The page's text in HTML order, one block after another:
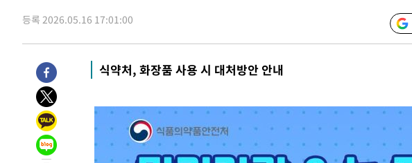
-25343초 전 >[속보]이강인 "감독님이 원하는 마음 느꼈고, 많은 트로피 원해 아
-25125초 전 >수도권 40도 육박 '펄펄'…동해안 일부 지역엔 호의주의보
-24094초 전 >
온열질환 사망자 3명 늘어…누적 환자 3000명 돌파
-18039초 전 >
강릉에 시간당 81.4㎜ 물폭탄…도로 잠기고 담벼락 붕괴
-14146초 전 >
-11856초 전 >
선재도서 해루질 나섰다 실종 60대, 닷새 만에 숨진 채 발견
-9390초 전 >
남자 농구, 나고야 아시안게임서 '홈팀' 일본과 한일전
-8766초 전 >
여수 오동도 해상서 모터보트 전복…1명 사망·1명 실종
등록 2026.05.16 17:01:00
식약처, 화장품 사용 시 대처방안 안내